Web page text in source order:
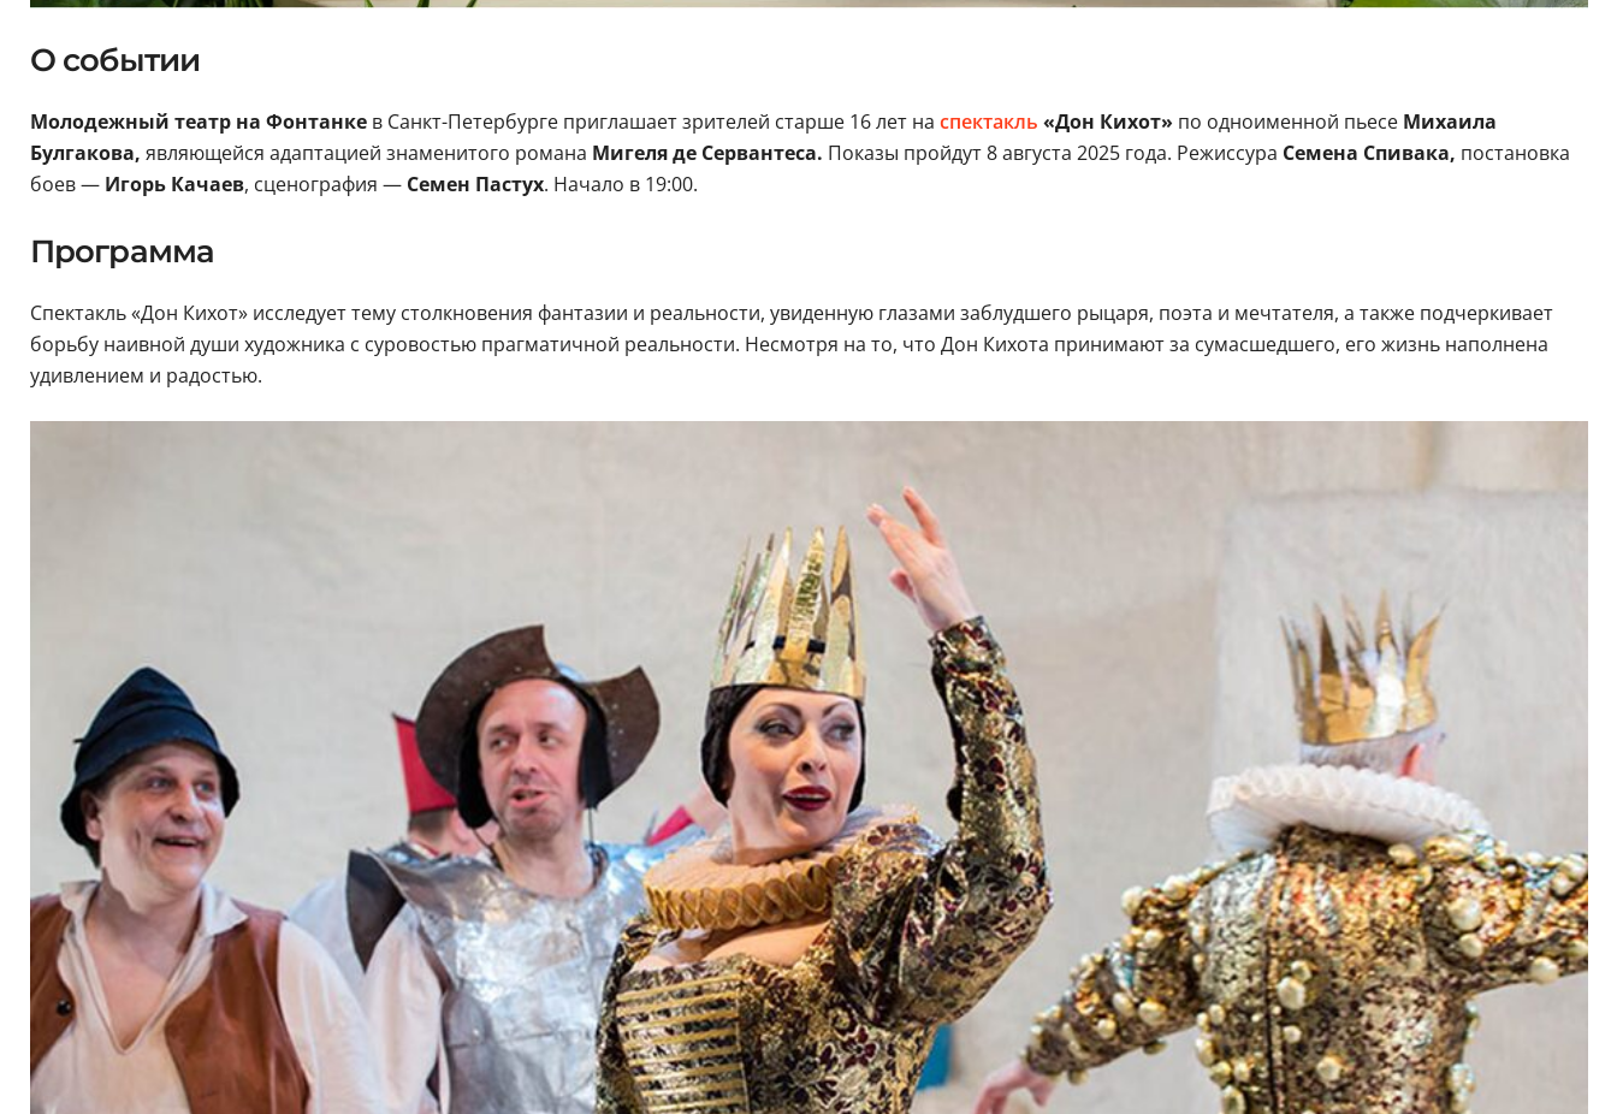
О событии
Молодежный театр на Фонтанкев Санкт-Петербурге приглашает зрителей старше 16 лет на спектакль «Дон Кихот» по одноименной пьесеМихаила
Булгакова, являющейся адаптацией знаменитого романа Мигеля де Сервантеса. Показы пройдут 8 августа 2025 года. Режиссура Семена Спивака, постановка
боев — Игорь Качаев, сценография — Семен Пастух. Начало в 19:00.
Программа
Спектакль «Дон Кихот» исследует тему столкновения фантазии и реальности, увиденную глазами заблудшего рыцаря, поэта и мечтателя, а также подчеркивает
борьбу наивной души художника с суровостью прагматичной реальности. Несмотря на то, что Дон Кихота принимают за сумасшедшего, его жизнь наполнена
удивлением и радостью.